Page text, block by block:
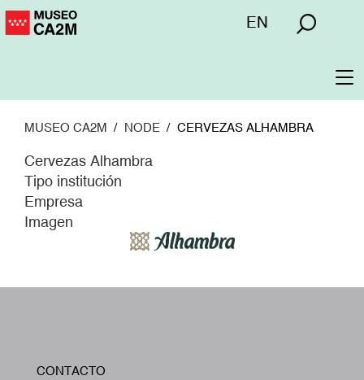
Pasar
Menú
EN
MUSEO CA2M NODE CERVEZAS ALHAMBRA
Cervezas Alhambra
Tipo institución
Empresa
Imagen
CONTACTO